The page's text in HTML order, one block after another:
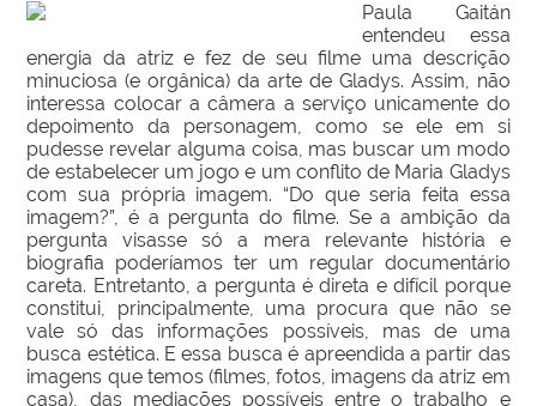
Paula Gaitán
entendeu essa
energia da atriz e fez de seu filme uma descrição
minuciosa (e orgânica) da arte de Gladys. Assim, não
interessa colocar a câmera a serviço unicamente do
depoimento da personagem, como se ele em si
pudesse revelar alguma coisa, mas buscar um modo
de estabelecer um jogo e um conflito de Maria Gladys
com sua própria imagem. “Do que seria feita essa
imagem?”, é a pergunta do filme. Se a ambição da
pergunta visasse só a mera relevante história e
biografia poderíamos ter um regular documentário
careta. Entretanto, a pergunta é direta e difícil porque
constitui, principalmente, uma procura que não se
vale só das informações possíveis, mas de uma
busca estética. E essa busca é apreendida a partir das
imagens que temos (filmes, fotos, imagens da atriz em
casa), das mediações possíveis entre o trabalho e